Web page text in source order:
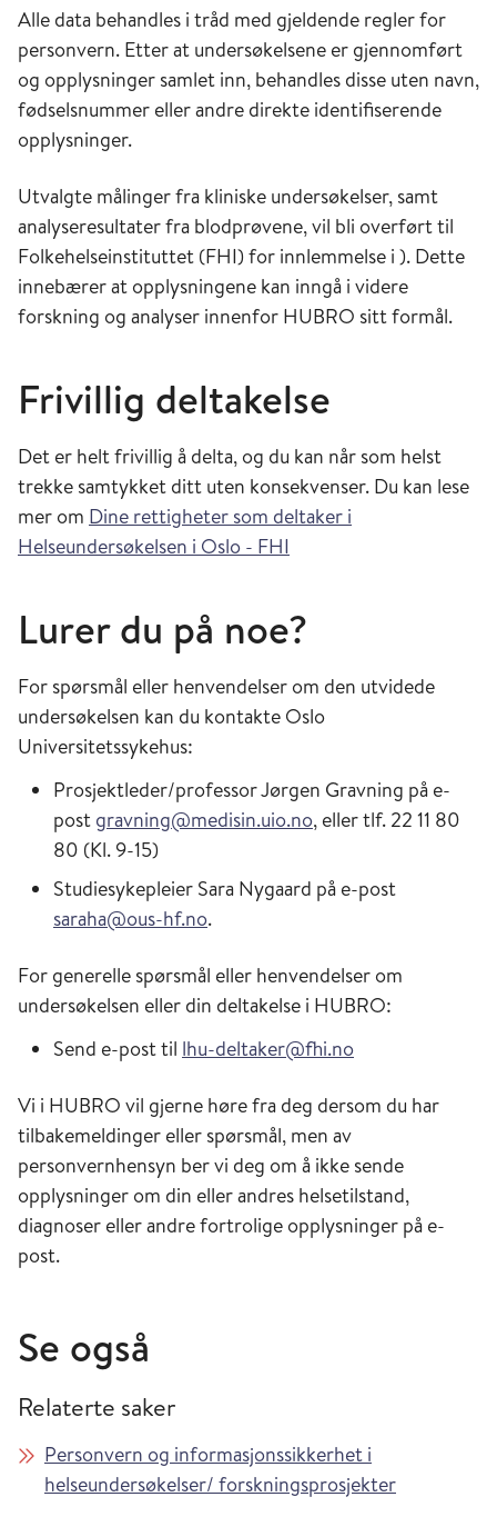
Alle data behandles i tråd med gjeldende regler for
personvern. Etter at undersøkelsene er gjennomført
og opplysninger samlet inn, behandles disse uten navn,
fødselsnummer eller andre direkte identifiserende
opplysninger.
Utvalgte målinger fra kliniske undersøkelser, samt
analyseresultater fra blodprøvene, vil bli overført til
Folkehelseinstituttet (FHI) for innlemmelse i ). Dette
innebærer at opplysningene kan inngå i videre
forskning og analyser innenfor HUBRO sitt formål.
Frivillig deltakelse
Det er helt frivillig å delta, og du kan når som helst
trekke samtykket ditt uten konsekvenser. Du kan lese
mer om Dine rettigheter som deltaker i
Helseundersøkelsen i Oslo - FHI
Lurer du på noe?
For spørsmål eller henvendelser om den utvidede
undersøkelsen kan du kontakte Oslo
Universitetssykehus:
Prosjektleder/professor Jørgen Gravning på e-
post gravning@medisin.uio.no, eller tlf. 22 11 80
80 (Kl. 9-15)
Studiesykepleier Sara Nygaard på e-post
saraha@ous-hf.no.
For generelle spørsmål eller henvendelser om
undersøkelsen eller din deltakelse i HUBRO:
Send e-post til lhu-deltaker@fhi.no
Vi i HUBRO vil gjerne høre fra deg dersom du har
tilbakemeldinger eller spørsmål, men av
personvernhensyn ber vi deg om å ikke sende
opplysninger om din eller andres helsetilstand,
diagnoser eller andre fortrolige opplysninger på e-
post.
Se også
Relaterte saker
Personvern og informasjonssikkerhet i
helseundersøkelser/ forskningsprosjekter